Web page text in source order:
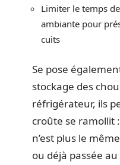
Limiter le temps
ambiante pour
cuits
Se pose
stockage des
réfrigérateur, ils
croûte se ramollit
n’est plus le
ou déjà passée